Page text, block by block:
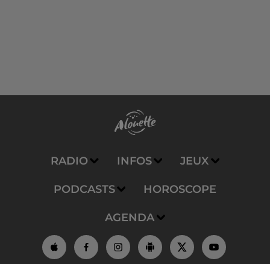
RADIO INFOS JEUX
PODCASTS HOROSCOPE
AGENDA